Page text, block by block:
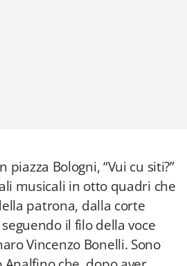
piazza Bologni, “Vui cu siti?”
musicali in otto quadri che
patrona, dalla corte
il filo della voce
Vincenzo Bonelli. Sono